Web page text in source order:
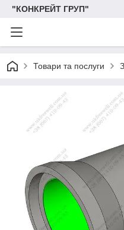
"КОНКРЕЙТ ГРУП"
Товари та послуги